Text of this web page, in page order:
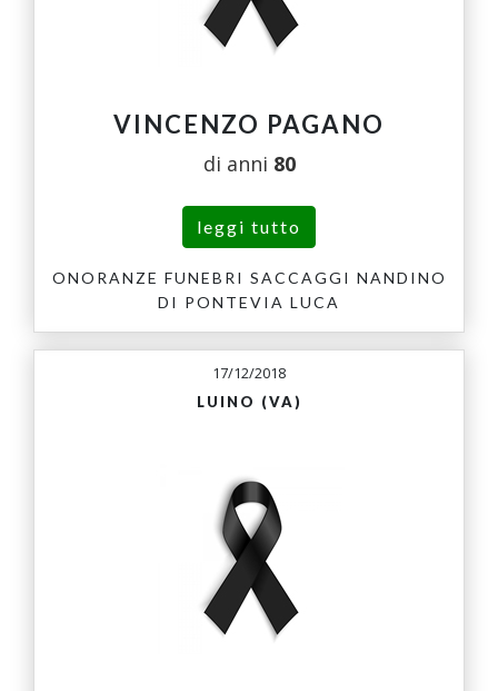
VINCENZO PAGANO
di anni 80
leggi tutto
ONORANZE FUNEBRI SACCAGGI NANDINO
DI PONTEVIA LUCA
17/12/2018
LUINO (VA)